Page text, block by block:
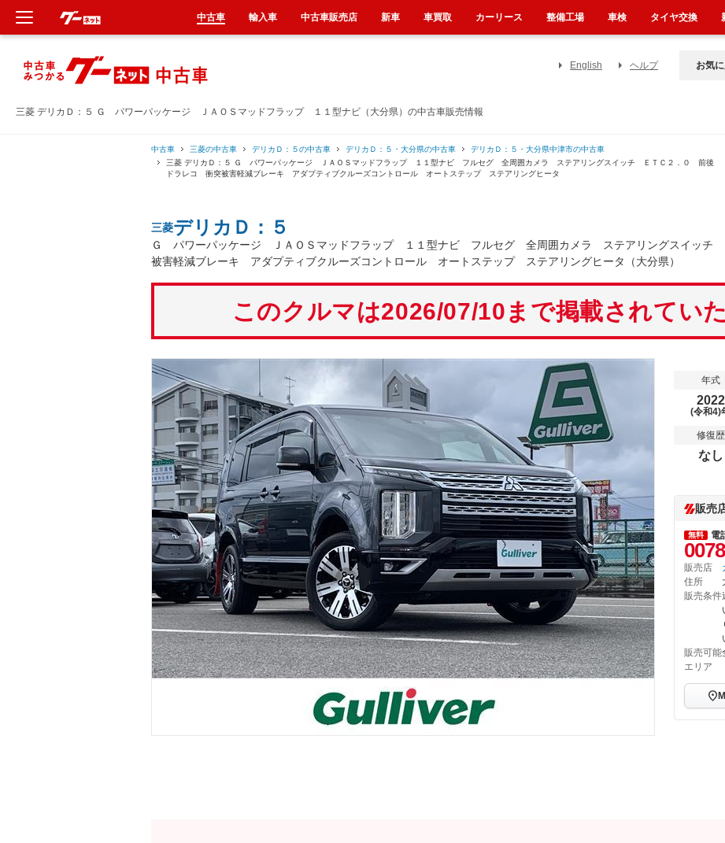
三菱 デリカＤ：５ Ｇ パワーパッケージ ＪＡＯＳマッドフラップ １１型ナビ（大分県）の中古車販売情報
English ヘルプ お気
中古車 三菱の中古車 デリカＤ：５の中古車 デリカＤ：５・大分県の中古車
デリカＤ：５・大分県中津市の中古車
三菱 デリカＤ：５ Ｇ パワーパッケージ ＪＡＯＳマッドフラップ １１型ナビ フルセグ 全周囲カメラ ステアリングスイッチ ＥＴＣ２．０ 前後
ドラレコ 衝突被害軽減ブレーキ アダプティブクルーズコントロール オートステップ ステアリングヒータ
三菱デリカＤ：５
Ｇ パワーパッケージ ＪＡＯＳマッドフラップ １１型ナビ フルセグ 全周囲カメラ ステアリングスイッ
被害軽減ブレーキ アダプティブクルーズコントロール オートステップ ステアリングヒータ（大分県）
このクルマは2026/07/10まで掲載されてい
年式
2022
(令和4)
修復歴
なし
販売
無料 電
販売店
住所
販売条件
販売可能
エリア
中古車 輸入車 中古車販売店 新車 車買取 カーリース 整備工場 車検 タイヤ交換
新車
中古車